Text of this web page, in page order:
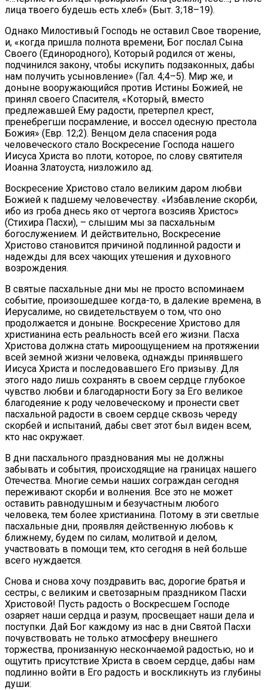
лица твоего будешь есть хлеб» (Быт. 3;18–19).
Однако Милостивый Господь не оставил Свое творение,
и, «когда пришла полнота времени, Бог послал Сына
Своего (Единородного), Который родился от жены,
подчинился закону, чтобы искупить подзаконных, дабы
нам получить усыновление» (Гал. 4;4–5). Мир же, и
доныне вооружающийся против Истины Божией, не
принял своего Спасителя, «Который, вместо
предлежавшей Ему радости, претерпел крест,
пренебрегши посрамление, и воссел одесную престола
Божия» (Евр. 12;2). Венцом дела спасения рода
человеческого стало Воскресение Господа нашего
Иисуса Христа во плоти, которое, по слову святителя
Иоанна Златоуста, низложило ад.
Воскресение Христово стало великим даром любви
Божией к падшему человечеству. «Избавление скорби,
ибо из гроба днесь яко от чертога возсияв Христос»
(Стихира Пасхи), – слышим мы за пасхальным
богослужением. И действительно, Воскресение
Христово становится причиной подлинной радости и
надежды для всех чающих утешения и духовного
возрождения.
В святые пасхальные дни мы не просто вспоминаем
событие, произошедшее когда-то, в далекие времена, в
Иерусалиме, но свидетельствуем о том, что оно
продолжается и доныне. Воскресение Христово для
христианина есть реальность всей его жизни. Пасха
Христова должна стать мироощущением на протяжении
всей земной жизни человека, однажды принявшего
Иисуса Христа и последовавшего Его призыву. Для
этого надо лишь сохранять в своем сердце глубокое
чувство любви и благодарности Богу за Его великое
благодеяние к роду человеческому и пронести свет
пасхальной радости в своем сердце сквозь череду
скорбей и испытаний, дабы свет этот был виден всем,
кто нас окружает.
В дни пасхального празднования мы не должны
забывать и события, происходящие на границах нашего
Отечества. Многие семьи наших сограждан сегодня
переживают скорби и волнения. Все это не может
оставить равнодушным и безучастным любого
человека, тем более христианина. Потому в эти светлые
пасхальные дни, проявляя действенную любовь к
ближнему, будем по силам, молитвой и делом,
участвовать в помощи тем, кто сегодня в ней больше
всего нуждается.
Снова и снова хочу поздравить вас, дорогие братья и
сестры, с великим и светозарным праздником Пасхи
Христовой! Пусть радость о Воскресшем Господе
озаряет наши сердца и разум, просвещает наши дела и
поступки. Дай Бог каждому из нас в дни Святой Пасхи
почувствовать не только атмосферу внешнего
торжества, пронизанную нескончаемой радостью, но и
ощутить присутствие Христа в своем сердце, дабы нам
подлинно войти в Его радость и воскликнуть из глубины
души: